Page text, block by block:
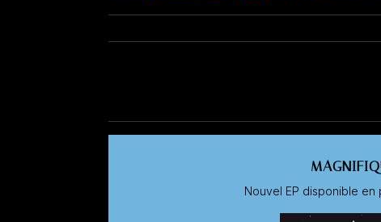
Nouvel EP disponible en